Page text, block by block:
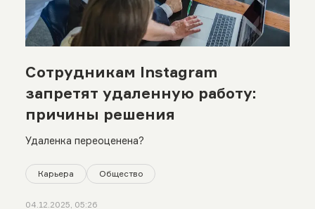
Сотрудникам Instagram
запретят удаленную работу:
причины решения
Удаленка переоценена?
Карьера Общество
04.12.2025, 05:26